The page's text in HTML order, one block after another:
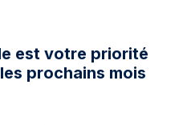
est votre priorité
prochains mois